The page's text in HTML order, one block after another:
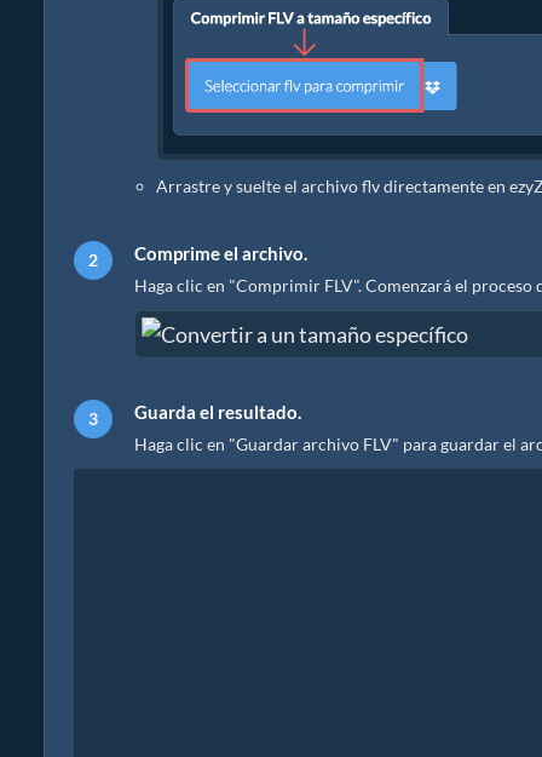
Arrastre y suelte el archivo flv directamente en
Comprime el archivo.
Haga clic en "Comprimir FLV". Comenzará el
Guarda el resultado.
Haga clic en "Guardar archivo FLV" para guardar el